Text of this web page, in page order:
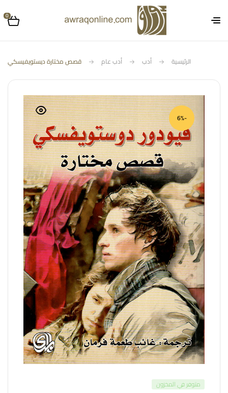
0
الرئيسية أدب أدب عام قصص مختارة ديستويفيسكي
-6%
متوفر في المخزون